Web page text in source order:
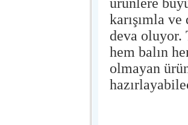
karışımla
deva oluyor.
hem balın
olmayan